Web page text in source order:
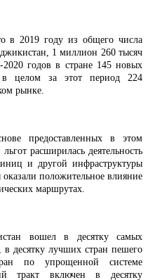
в 2019 году из общего числа
1 миллион 260 тысяч
2020 годов в стране 145 новых
целом за этот период 224
рынке.
предоставленных в этом
расширилась деятельность
и другой инфраструктуры
положительное влияние
маршрутах.
вошел в десятку самых
в десятку лучших стран пешего
по упрощенной системе
тракт включен в десятку